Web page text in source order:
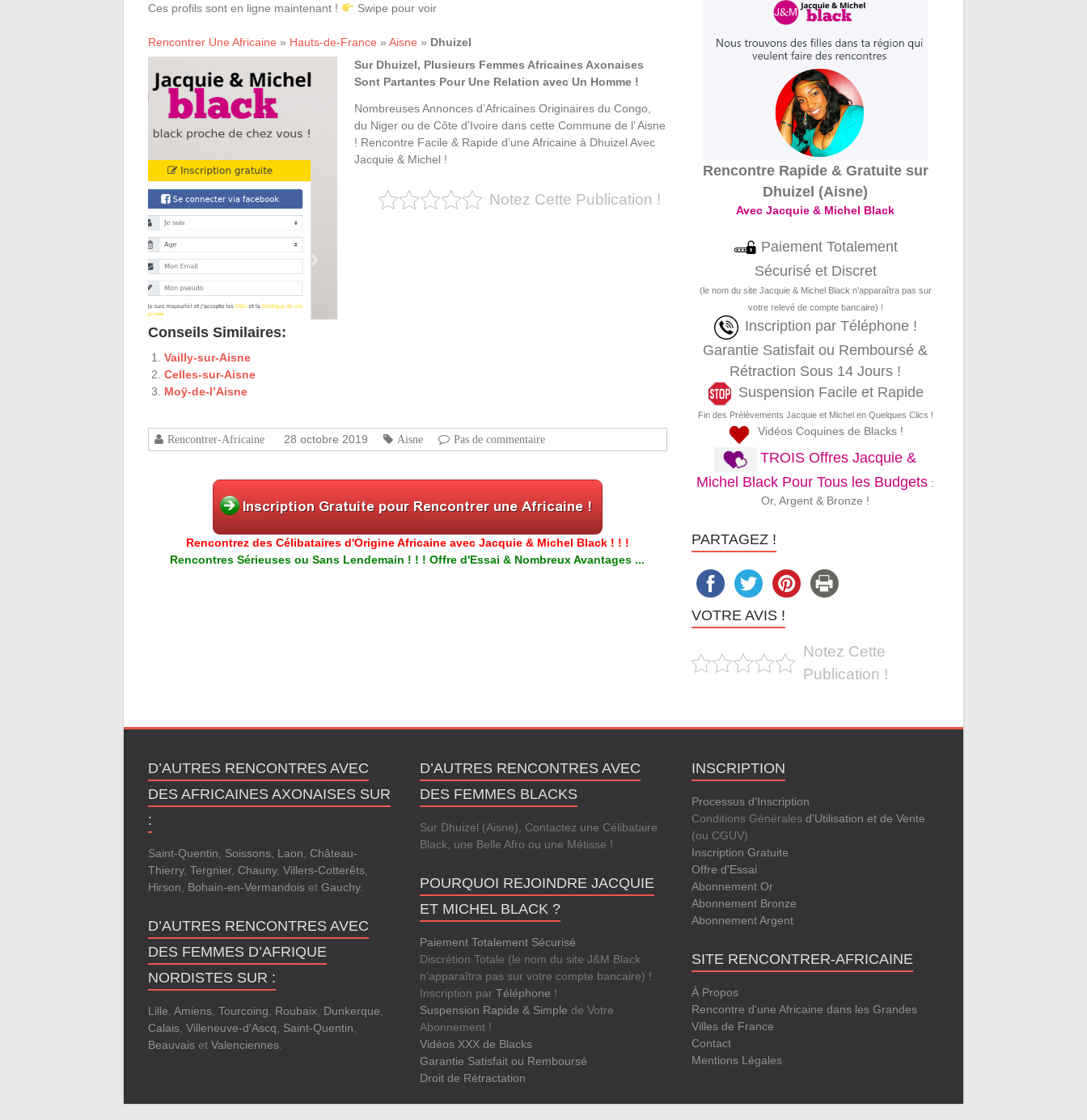
Ces profils sont en ligne maintenant ! Swipe pour voir
Rencontrer Une Africaine » Hauts-de-France » Aisne » Dhuizel
Sur Dhuizel, Plusieurs Femmes Africaines Axonaises
Sont Partantes Pour Une Relation avec Un Homme !
Nombreuses Annonces d’Africaines Originaires du Congo,
du Niger ou de Côte d’Ivoire dans cette Commune de l’ Aisne
! Rencontre Facile & Rapide d’une Africaine à Dhuizel Avec
Jacquie & Michel !
Notez Cette Publication !
Conseils Similaires:
Vailly-sur-Aisne
Celles-sur-Aisne
Moÿ-de-l’Aisne
Rencontrer-Africaine 28 octobre 2019 Aisne Pas de commentaire
Rencontrez des Célibataires d'Origine Africaine avec Jacquie & Michel Black ! ! !
Rencontres Sérieuses ou Sans Lendemain ! ! ! Offre d'Essai & Nombreux Avantages ...
Rencontre Rapide & Gratuite sur
Dhuizel (Aisne)
Avec Jacquie & Michel Black
Paiement Totalement
Sécurisé et Discret
(le nom du site Jacquie & Michel Black n’apparaîtra pas sur
votre relevé de compte bancaire) !
Inscription par Téléphone !
Garantie Satisfait ou Remboursé &
Rétraction Sous 14 Jours !
Suspension Facile et Rapide
Fin des Prélèvements Jacquie et Michel en Quelques Clics !
Vidéos Coquines de Blacks !
TROIS Offres Jacquie &
Michel Black Pour Tous les Budgets :
Or, Argent & Bronze !
PARTAGEZ !
VOTRE AVIS !
Notez Cette
Publication !
D’AUTRES RENCONTRES AVEC
DES AFRICAINES AXONAISES SUR
:
Saint-Quentin Soissons Laon Château-
Thierry, Tergnier, Chauny, Villers-Cotterêts
Hirson
Bohain-en-Vermandois et Gauchy.
D’AUTRES RENCONTRES AVEC
DES FEMMES D’AFRIQUE
NORDISTES SUR :
Lille Amiens Tourcoing Roubaix Dunkerque
Calais Villeneuve-d'Ascq Saint-Quentin
Beauvais et Valenciennes
D’AUTRES RENCONTRES AVEC
DES FEMMES BLACKS
Sur Dhuizel (Aisne), Contactez une Célibataire
Black, une Belle Afro ou une Métisse !
POURQUOI REJOINDRE JACQUIE
ET MICHEL BLACK ?
Paiement Totalement Sécurisé
Discrétion Totale (le nom du site J&M Black
n’apparaîtra pas sur votre compte bancaire) !
Inscription par Téléphone !
Suspension Rapide & Simple de Votre
Abonnement !
Vidéos XXX de Blacks
Garantie Satisfait ou Remboursé
Droit de Rétractation
INSCRIPTION
Processus d'Inscription
Conditions Générales d'Utilisation et de Vente
(ou CGUV)
Inscription Gratuite
Offre d'Essai
Abonnement Or
Abonnement Bronze
Abonnement Argent
SITE RENCONTRER-AFRICAINE
À Propos
Rencontre d'une Africaine dans les Grandes
Villes de France
Contact
Mentions Légales